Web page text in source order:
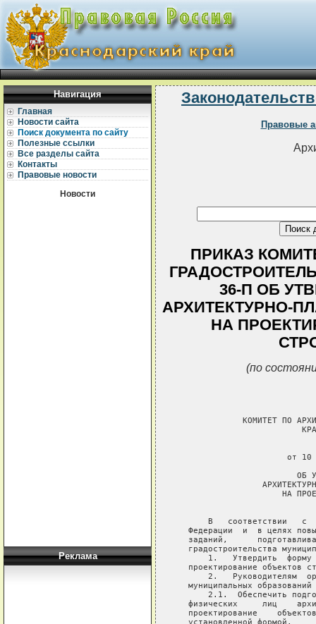
Навигация
Главная
Новости сайта
Поиск документа по сайту
Полезные ссылки
Все разделы сайта
Контакты
Правовые новости
Новости
Реклама
Правовые
ПРИКАЗ
36-П ОБ
АРХИТЕКТУРНО-
НА
(по